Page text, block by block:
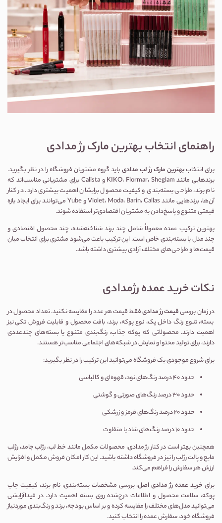
راهنمای انتخاب بهترین مارک رژ مدادی
برای انتخاببهترین مارک رژ لب مدادیباید گروه مشتریان فروشگاه را در نظر بگیرید.
برندهایی مانند KIKO، Flormar، Sheglam و Calista برای مشتریانی مناسب‌اند که
نام برند، طراحی بسته‌بندی و کیفیت محصول برایشان اهمیت بیشتری دارد. در کنار
آن‌ها، برندهایی مانند Violet، Moda، Barin، Callas و Yube می‌توانند برای ایجاد بازه
قیمتی متنوع و پاسخ‌دادن به مشتریان اقتصادی‌تر استفاده شوند.
بهترین ترکیب عمده معمولاً شامل چند برند شناخته‌شده، چند محصول اقتصادی و
چند مدل با بسته‌بندی خاص است. این ترکیب باعث می‌شود مشتری برای انتخاب میان
قیمت‌ها و طراحی‌های مختلف آزادی بیشتری داشته باشد.
نکات خرید عمده رژمدادی
در زمان بررسیقیمت رژ مدادیفقط قیمت هر عدد را مقایسه نکنید. تعداد محصول در
بسته، تنوع رنگ داخل پک، نوع پوکه، برند، بافت محصول و قابلیت فروش تکی نیز
اهمیت دارند. محصولاتی که پوکه جذاب، رنگ‌بندی متنوع یا بسته‌های چندعددی
دارند، برای تولید محتوا و نمایش در شبکه‌های اجتماعی مناسب‌تر هستند.
برای شروع موجودی یک فروشگاه می‌توانید این ترکیب را در نظر بگیرید:
حدود ۴۰ درصد رنگ‌های نود، قهوه‌ای و کالباسی
حدود ۳۰ درصد رنگ‌های صورتی و گوشتی
حدود ۲۰ درصد رنگ‌های قرمز و زرشکی
حدود ۱۰ درصد رنگ‌های شاد یا متفاوت
همچنین بهتر است در کنار رژ مدادی، محصولات مکمل مانندخط لب،رژلب جامد،رژلب
مایعوپالت رژلبرا نیز در فروشگاه داشته باشید. این کار امکان فروش مکمل و افزایش
ارزش هر سفارش را فراهم می‌کند.
برای خرید عمده رژ مدادی اصل، بررسی مشخصات بسته‌بندی، نام برند، کیفیت چاپ
پوکه، سلامت محصول و اطلاعات درج‌شده روی بسته اهمیت دارد. در فیداآرایشی
می‌توانید مدل‌های مختلف را مقایسه کرده و بر اساس بودجه، برند و رنگ‌بندی موردنیاز
فروشگاه خود، سفارش عمده را انتخاب کنید.